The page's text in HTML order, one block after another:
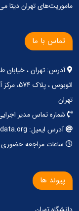
ماموریت‌های تهران دیتا
تماس با ما
آدرس: تهران ، خیابان
اتوبوس
تهران
شماره تماس مدیر اجرایی :
آدرس ایمیل: info@tehrandata.org
ساعات مراجعه حضوری : 8:00 الی
پیوند ها